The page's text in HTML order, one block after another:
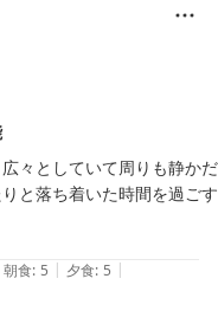
を確かめ誰でも満足して
す。サービス面も頂戴い
向上を目指して参ります
は当館に再来くださいま
根
々としていて周りも静かだ
と落ち着いた時間を過ごす
で美しく盛り付けられてお
料理も美味しく、量・味と
朝食: 5 | 夕食: 5 |